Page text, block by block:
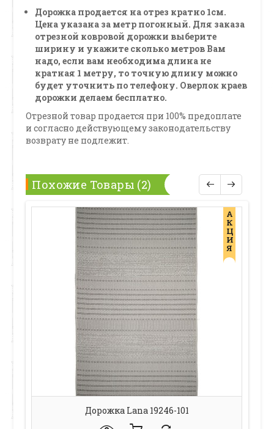
Дорожка продается на отрез кратно 1см.
Цена указана за метр погонный. Для заказа
отрезной ковровой дорожки выберите
ширину и укажите сколько метров Вам
надо, если вам необходима длина не
кратная 1 метру, то точную длину можно
будет уточнить по телефону. Оверлок краев
дорожки делаем бесплатно.
Отрезной товар продается при 100% предоплате
и согласно действующему законодательству
возврату не подлежит.
Похожие Товары (2)
А
К
Ц
И
Я
Дорожка Lana 19246-101